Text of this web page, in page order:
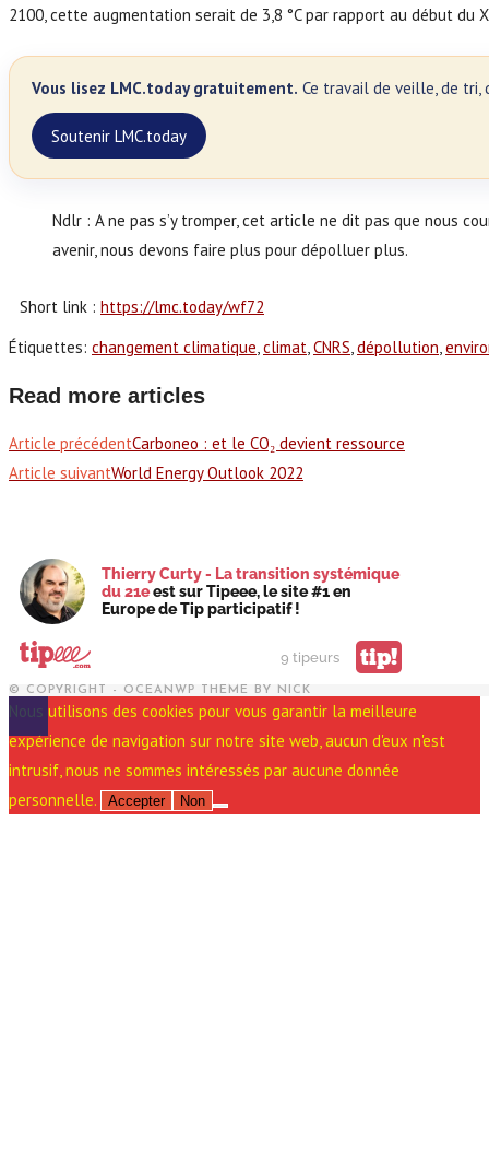
2100, cette augmentation serait de 3,8 °C par rapport au début du
Vous lisez LMC.today gratuitement. Ce travail de veille, de tri,
Soutenir LMC.today
Ndlr : A ne pas s’y tromper, cet article ne dit pas que nous
avenir, nous devons faire plus pour dépolluer plus.
Short link : https://lmc.today/wf72
Étiquettes: changement climatique, climat, CNRS, dépollution,
Read more articles
Article précédentCarboneo : et le CO₂ devient ressource
Article suivantWorld Energy Outlook 2022
Thierry Curty - La transition systémique
du 21eest sur Tipeee, le site #1 en
Europe de Tip participatif !
9 tipeurs tip!
© COPYRIGHT - OCEANWP THEME BY NICK
Nous utilisons des cookies pour vous garantir la meilleure
expérience de navigation sur notre site web, aucun d'eux n'est
intrusif, nous ne sommes intéressés par aucune donnée
personnelle.
Accepter Non